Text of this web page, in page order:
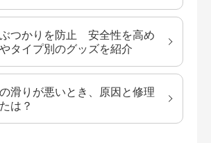
ぶつかりを防止 安全性を高め
タイプ別のグッズを紹介
滑りが悪いとき、原因と修理
は？